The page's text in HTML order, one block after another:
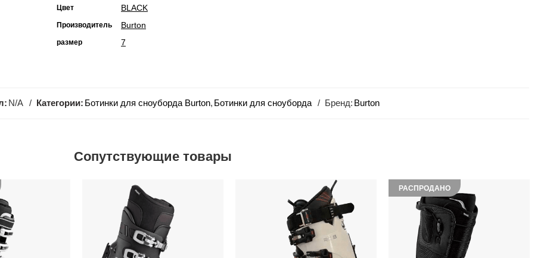
Цвет BLACK
Производитель Burton
размер 7
N/A Категории: Ботинки для сноуборда Burton, Ботинки для сноуборда Бренд: Burton
Сопутствующие товары
РАСПРОДАНО